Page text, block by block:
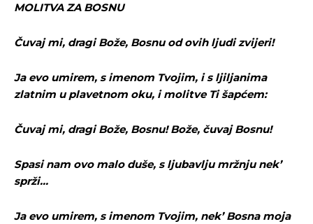
Pusti priču da živi!
Pusti priču da živi!
MOLITVA ZA BOSNU
Čuvaj mi, dragi Bože, Bosnu od ovih ljudi zvijeri!
Ja evo umirem, s imenom Tvojim, i s ljiljanima
zlatnim u plavetnom oku, i molitve Ti šapćem:
Čuvaj mi, dragi Bože, Bosnu! Bože, čuvaj Bosnu!
Spasi nam ovo malo duše, s ljubavlju mržnju nek’
sprži…
Ja evo umirem, s imenom Tvojim, nek’ Bosna moja